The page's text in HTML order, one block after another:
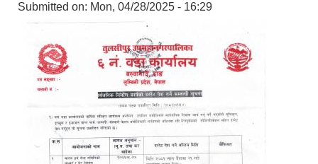
Submitted on: Mon, 04/28/2025 - 16:29